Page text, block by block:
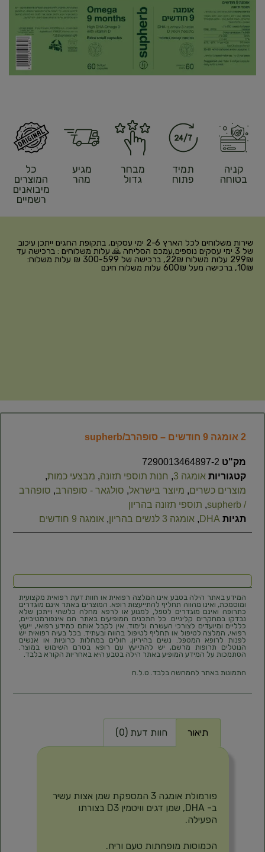
קניה
בטוחה
תמיד
פתוח
מבחר
גדול
מגיע
מהר
כל
המוצרים
מיבואנים
רשמיים
שירות משלוחים לכל הארץ 2-6 ימי עסקים, בתקופת החגים ייתכן עיכוב
של 3 ימי עסקים נוספים,עמכם הסליחה 🙏 עלות משלוחים : ברכישה עד
299₪ עלות משלוח 22₪, ברכישה של 300-599 ₪ עלות משלוח:
10₪, ברכישה מעל 600₪ עלות משלוח חינם
2 אומגה 9 חודשים – סופהרב/supherb
מק"ט 7290013464897-2
קטגוריות אומגה 3 , חנות תוספי תזונה, מבצעי כמות,
מוצרים כשרים, מיוצר בישראל, סולגאר - סופהרב, סופהרב
/ supherb
, תוספי תזונה בהריון
תגיות DHA
, אומגה 3 לנשים בהריון , אומגה 9 חודשים
המידע באתר הילה בטבע אינו המלצה רפואית או חוות דעת רפואית מקצועית
ומוסמכת, ואינו מהווה תחליף להתייעצות רופא. המוצרים באתר אינם מוגדרים
כתרופה ואינם מוגדרים לטפל, למנוע או לרפא מחלה כלשהי וייתכן שלא
נבדקו במחקרים קליניים. כל התכנים המופיעים באתר הם אינפורמטיביים,
כלליים ומיועדים לצורכי העשרה ולימוד. אין לקבל אותם כמידע רפואי, ייעוץ
רפואי, המלצה לטיפול או תחליף לטיפול בהווה ובעתיד. בכל בעיה רפואית יש
לפנות לרופא המטפל. נשים בהיריון, חולים במחלות כרוניות או אנשים
הנוטלים תרופות מרשם, יש להתייעץ עם רופא בטרם השימוש במוצר.
הסתמכות על המידע המופיע באתר הילה בטבע היא באחריות הקורא בלבד.
התמונות באתר להמחשה בלבד. ט.ל.ח
תיאור חוות דעת (0)
פורמולת אומגה 3 המספקת שמן אצות עשיר
ב- DHA, שמן דגים וויטמין D3 בצורתו
הפעילה.
הכמוסות מופחתות טעם וריח.